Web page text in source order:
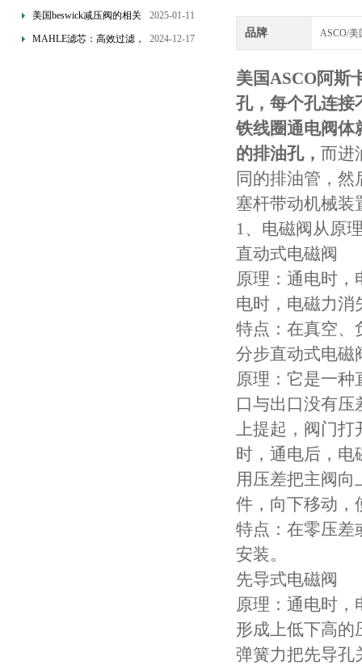
享受精准过滤与稳定性能
美国beswick减压阀的相关
知识
2025-01-11
MAHLE滤芯：高效过滤，
2024-12-17 品牌 ASCO/美
美国ASCO阿斯
孔，每个孔连接
铁线圈通电阀体
的排油孔， 而进
同的排油管，
塞杆带动机械装
1、电磁阀从原
直动式电磁阀
原理：通电时
电时，电磁力消
特点：在真空、
分步直动式电磁
原理：它是一
口与出口没有
上提起，阀门
时，通电后，电
用压差把主阀
件，向下移动，
特点：在零压差
安装。
先导式电磁阀
原理：通电时，
形成上低下高的
弹簧力把先导